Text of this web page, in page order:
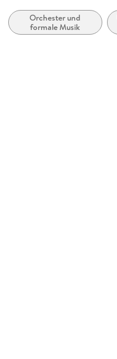
Gewicht
94 g
Orchester und
formale Musik